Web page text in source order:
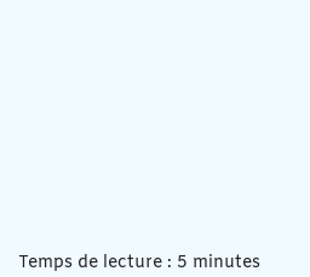
Temps de lecture : 5 minutes